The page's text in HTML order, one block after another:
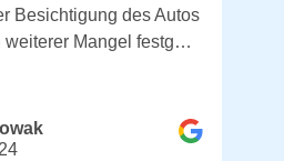
Besichtigung des Autos
weiterer Mangel festg…